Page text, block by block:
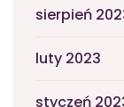
sierpień
luty 2023
styczeń